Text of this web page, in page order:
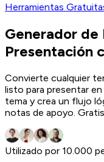
Herramientas
Generador de
Presentación
Convierte cualquier
listo para presentar
tema y crea un flujo
notas de apoyo.
Utilizado por 10.000